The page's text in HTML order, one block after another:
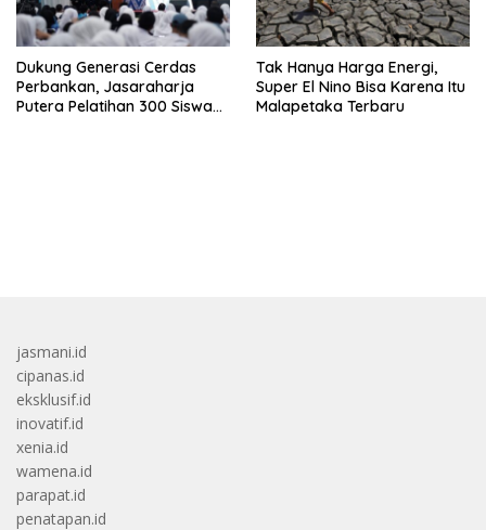
Dukung Generasi Cerdas
Perbankan, Jasaraharja
Putera Pelatihan 300 Siswa
Tak Hanya Harga Energi,
Super El Nino Bisa Karena Itu
Malapetaka Terbaru
jasmani.id
cipanas.id
eksklusif.id
inovatif.id
xenia.id
wamena.id
parapat.id
penatapan.id